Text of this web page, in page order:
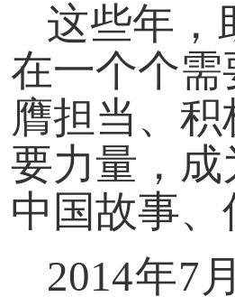
这些年
在一个个
膺担当、
要力量，
中国故事
2014年7